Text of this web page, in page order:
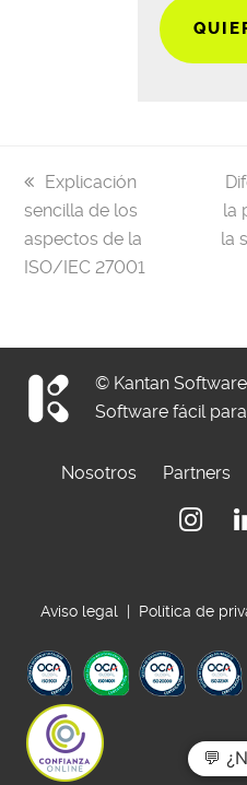
previous
post:
Explicación
sencilla de los
aspectos de la
ISO/IEC 27001
la
la
© Kantan
Software fácil
Nosotros Partners
Aviso legal | Política de
💬